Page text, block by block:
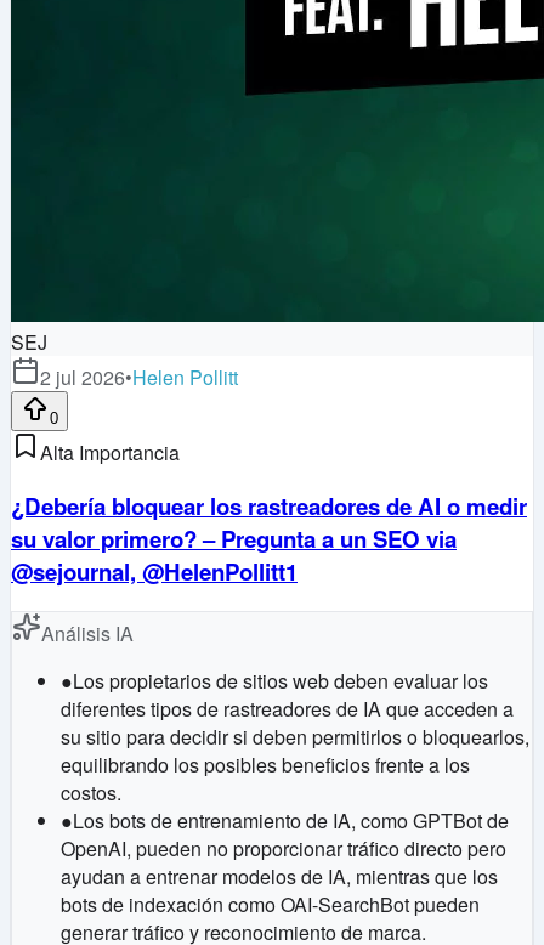
SEJ
2 jul 2026•Helen Pollitt
0
Alta Importancia
¿Debería bloquear los rastreadores de AI o medir
su valor primero? – Pregunta a un SEO via
@sejournal, @HelenPollitt1
Análisis IA
●Los propietarios de sitios web deben evaluar los
diferentes tipos de rastreadores de IA que acceden a
su sitio para decidir si deben permitirlos o bloquearlos,
equilibrando los posibles beneficios frente a los
costos.
●Los bots de entrenamiento de IA, como GPTBot de
OpenAI, pueden no proporcionar tráfico directo pero
ayudan a entrenar modelos de IA, mientras que los
bots de indexación como OAI-SearchBot pueden
generar tráfico y reconocimiento de marca.